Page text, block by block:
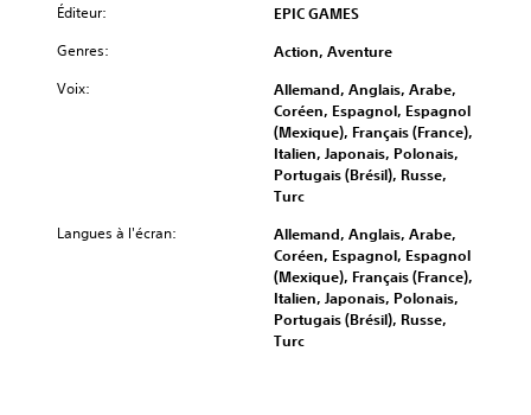
Éditeur: EPIC GAMES
Genres: Action, Aventure
Voix:
Allemand, Anglais, Arabe,
Coréen, Espagnol, Espagnol
(Mexique), Français (France),
Italien, Japonais, Polonais,
Portugais (Brésil), Russe,
Turc
Langues à l'écran:
Allemand, Anglais, Arabe,
Coréen, Espagnol, Espagnol
(Mexique), Français (France),
Italien, Japonais, Polonais,
Portugais (Brésil), Russe,
Turc